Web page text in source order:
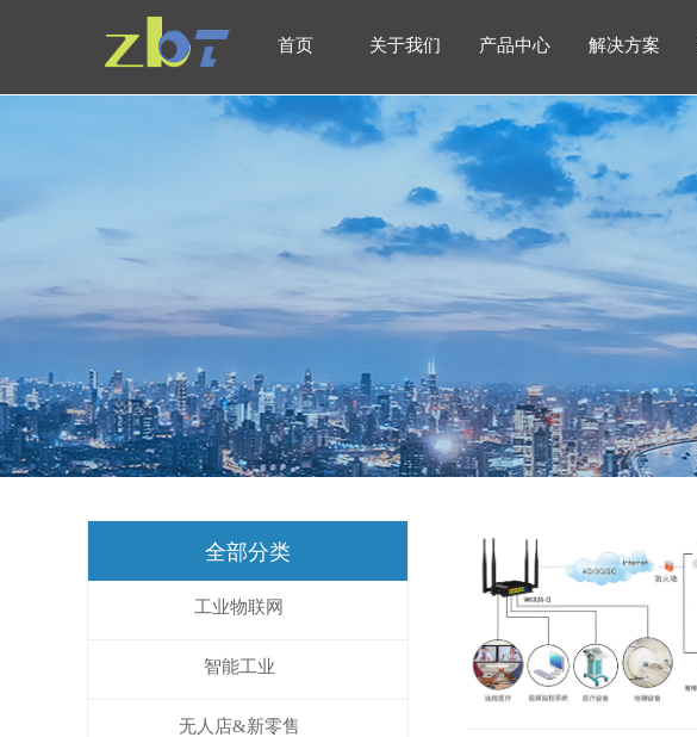
首页 关于我们 产品中心 解决方案
解决方案
全部分类
工业物联网
智能工业
无人店&新零售